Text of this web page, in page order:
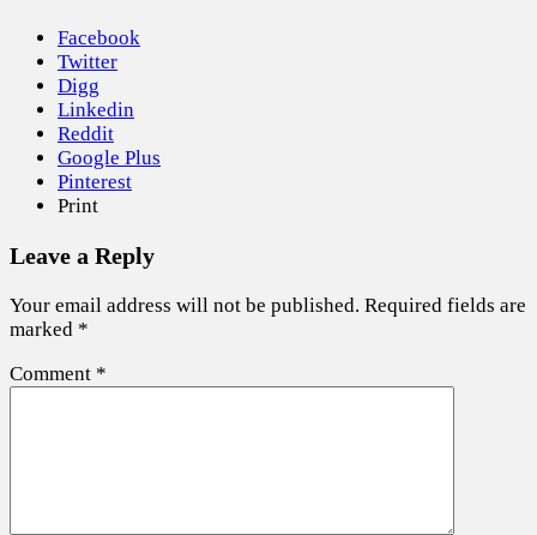
Facebook
Twitter
Digg
Linkedin
Reddit
Google Plus
Pinterest
Print
Leave a Reply
Your email address will not be published. Required fields are
marked *
Comment *